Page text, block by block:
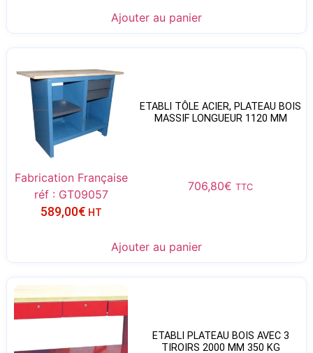
Ajouter au panier
ETABLI TÔLE ACIER, PLATEAU BOIS
MASSIF LONGUEUR 1120 MM
Fabrication Française
réf : GT09057
706,80€ TTC
589,00€ HT
Ajouter au panier
ETABLI PLATEAU BOIS AVEC 3
TIROIRS 2000 MM 350 KG